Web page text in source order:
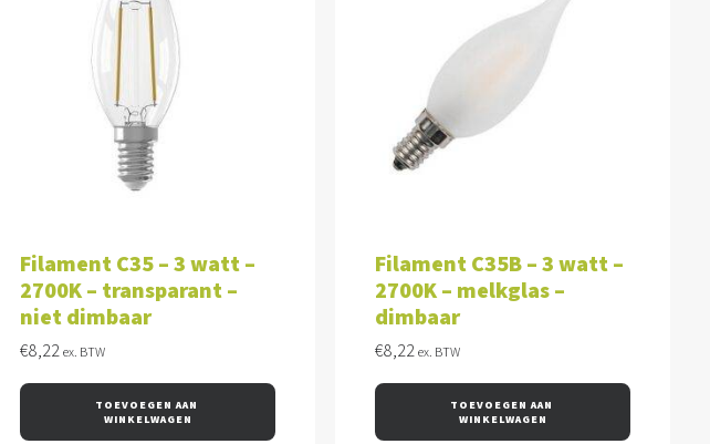
Filament C35 – 3 watt –
2700K – transparant –
niet dimbaar
€8,22 ex. BTW
TOEVOEGEN AAN
WINKELWAGEN
Filament C35B – 3 watt –
2700K – melkglas –
dimbaar
€8,22 ex. BTW
TOEVOEGEN AAN
WINKELWAGEN